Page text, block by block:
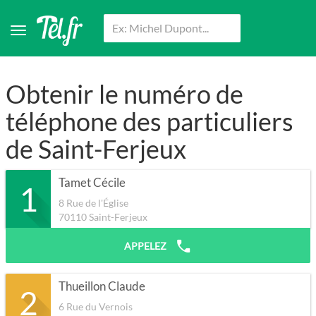
Obtenir le numéro de
téléphone des particuliers
de Saint-Ferjeux
1 Tamet Cécile
8 Rue de l'Église
70110Saint-Ferjeux
APPELEZ
2 Thueillon Claude
6 Rue du Vernois